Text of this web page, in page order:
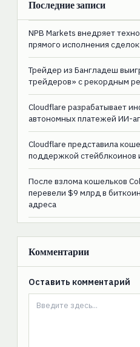
Последние записи
NPB Markets внедряет
прямого исполнения
Трейдер из Бангладеш
трейдеров» с рекордным
Cloudflare разрабатывает
автономных платежей ИИ-
Cloudflare представила
поддержкой стейблкоинов
После взлома кошельков
перевели $9 млрд в
адреса
Комментарии
Оставить комментарий